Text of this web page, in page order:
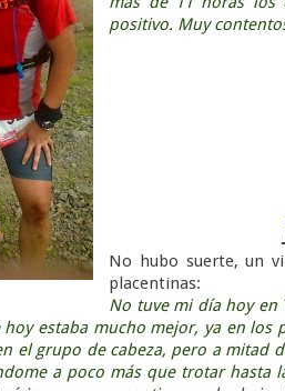
positivo. Muy
No hubo suerte, un
placentinas:
No tuve mi día hoy en
hoy estaba mucho mejor, ya en
el grupo de cabeza, pero a mitad
a poco más que trotar